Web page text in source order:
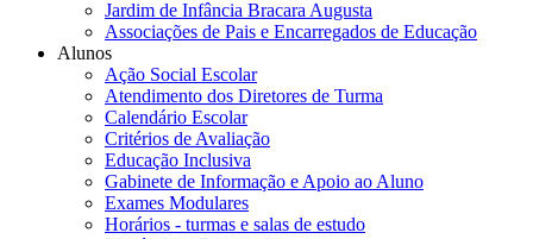
Jardim de Infância Bracara Augusta
Associações de Pais e Encarregados de Educação
Alunos
Ação Social Escolar
Atendimento dos Diretores de Turma
Calendário Escolar
Critérios de Avaliação
Educação Inclusiva
Gabinete de Informação e Apoio ao Aluno
Exames Modulares
Horários - turmas e salas de estudo